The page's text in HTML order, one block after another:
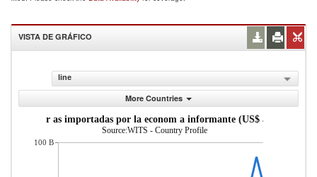
VISTA DE GRÁFICO
line
More Countries
Mercader as importadas por la econom a informante (US$ actuales)
Source:WITS - Country Profile
100 B